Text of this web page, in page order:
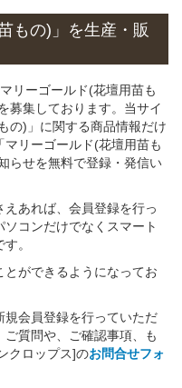
もの)」 を生産・販
リーゴールド(花壇用苗も
募集しております。当サイ
の)」に関する商品情報だけ
リーゴールド(花壇用苗も
らせを無料で登録・発信い
あれば、会員登録を行っ
コンだけでなくスマート
。
とができるようになってお
規会員登録を行っていただ
質問や、ご確認事項、も
クロップス]のお問合せフォ